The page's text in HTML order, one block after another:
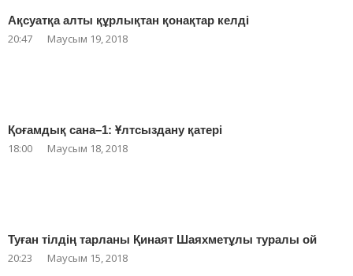
Ақсуатқа алты құрлықтан қонақтар келді
20:47 Маусым 19, 2018
Қоғамдық сана–1: Ұлтсыздану қатері
18:00 Маусым 18, 2018
Туған тілдің тарланы Қинаят Шаяхметұлы туралы ой
20:23 Маусым 15, 2018